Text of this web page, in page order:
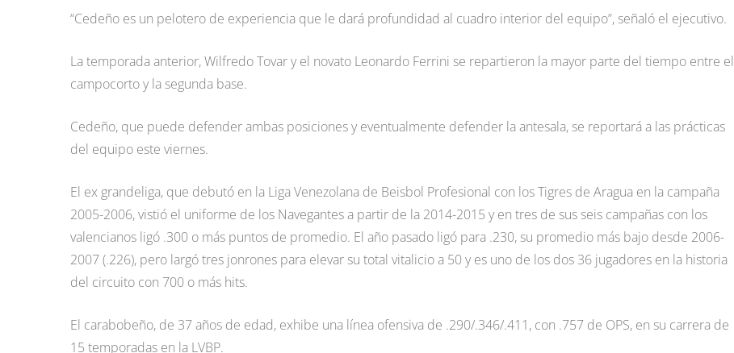
“Cedeño es un pelotero de experiencia que le dará profundidad al cuadro interior del equipo”, señaló el ejecutivo.
La temporada anterior, Wilfredo Tovar y el novato Leonardo Ferrini se repartieron la mayor parte del tiempo entre el
campocorto y la segunda base.
Cedeño, que puede defender ambas posiciones y eventualmente defender la antesala, se reportará a las prácticas
del equipo este viernes.
El ex grandeliga, que debutó en la Liga Venezolana de Beisbol Profesional con los Tigres de Aragua en la campaña
2005-2006, vistió el uniforme de los Navegantes a partir de la 2014-2015 y en tres de sus seis campañas con los
valencianos ligó .300 o más puntos de promedio. El año pasado ligó para .230, su promedio más bajo desde 2006-
2007 (.226), pero largó tres jonrones para elevar su total vitalicio a 50 y es uno de los dos 36 jugadores en la historia
del circuito con 700 o más hits.
El carabobeño, de 37 años de edad, exhibe una línea ofensiva de .290/.346/.411, con .757 de OPS, en su carrera de
15 temporadas en la LVBP.